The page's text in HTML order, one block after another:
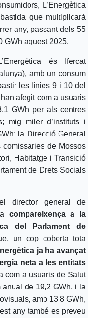
L’Energètica
que multiplicarà
any, passant dels 55
GWh aquest 2025.
és Ifercat
amb un consum
les línies 9 i 10 del
afegit com a usuaris
GWh per als centres
mig miler d’instituts i
la Direcció General
de Mossos
Habitatge i Transició
de Drets Socials
director general de
compareixença a la
del Parlament de
un cop coberta tota
ja ha avançat
neta a les entitats
com a usuaris de Salut
anual de 19,2 GWh, i la
amb 13,8 GWh,
any també es preveu